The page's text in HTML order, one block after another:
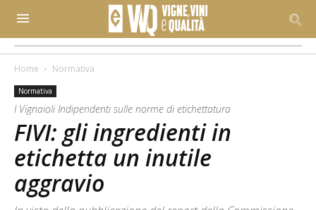
Home Normativa
Normativa
I Vignaioli Indipendenti sulle norme di etichettatura
FIVI: gli ingredienti in
etichetta un inutile
aggravio